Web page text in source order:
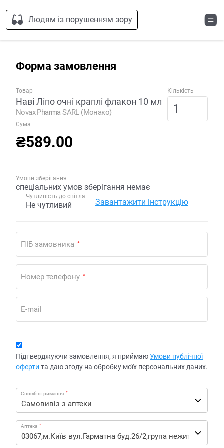
Людям із порушенням зору
Форма замовлення
Товар
Наві Ліпо очні краплі флакон 10 мл
Novax Pharma SARL (Монако)
Кількість
Сума
₴589.00
Умови зберігання
спеціальних умов зберігання немає
Чутливість до світла
Не чутливий Завантажити інструкцію
ПІБ замовника *
Номер телефону *
E-mail
Підтверджуючи замовлення, я приймаюУмови публічної
оферти та даю згоду на обробку моїх персональних даних.
Спосіб отримання *
Аптека *